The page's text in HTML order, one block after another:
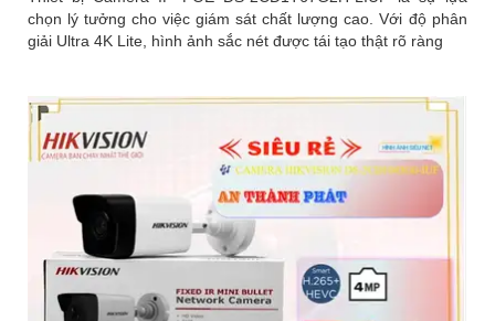
chọn lý tưởng cho việc giám sát chất lượng cao. Với độ phân
giải Ultra 4K Lite, hình ảnh sắc nét được tái tạo thật rõ ràng